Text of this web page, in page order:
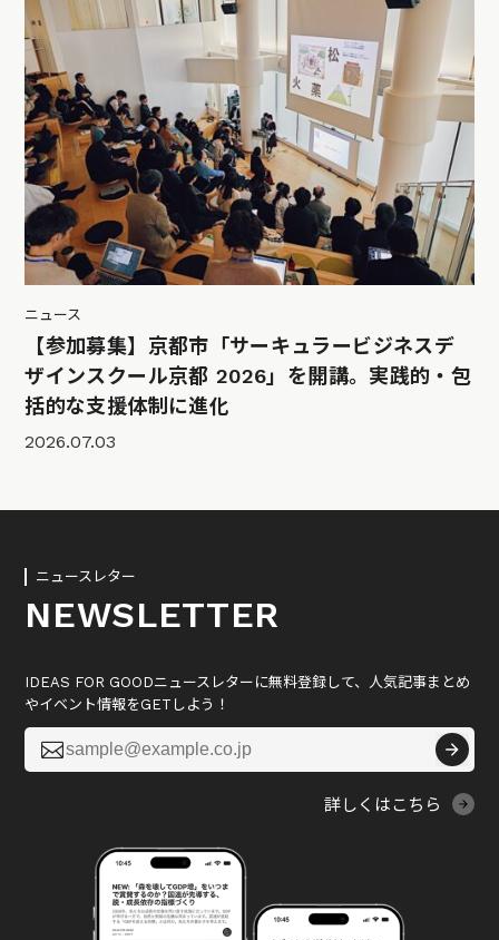
ニュース
【参加募集】京都市「サーキュラービジネスデ
ザインスクール京都 2026」を開講。実践的・包
括的な支援体制に進化
2026.07.03
ニュースレター
NEWSLETTER
IDEAS FOR GOODニュースレターに無料登録して、人気記事まとめ
やイベント情報をGETしよう！

詳しくはこちら